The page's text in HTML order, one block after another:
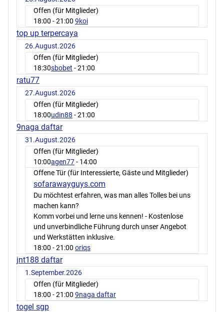
Offen (für Mitglieder)
18:00 - 21:00 9koi
top up terpercaya
26.August.2026
Offen (für Mitglieder)
18:30sbobet - 21:00
ratu77
27.August.2026
Offen (für Mitglieder)
18:00udin88 - 21:00
9naga daftar
31.August.2026
Offen (für Mitglieder)
10:00agen77- 14:00
Offene Tür (für Interessierte, Gäste und Mitglieder)
sofarawayguys.com
Du möchtest erfahren, was man alles Tolles bei uns
machen kann?
Komm vorbei und lerne uns kennen! - Kostenlose
und unverbindliche Führung durch unser Angebot
und Werkstätten inklusive.
18:00 - 21:00 oriqs
jnt188 daftar
1.September.2026
Offen (für Mitglieder)
18:00 - 21:00 9naga daftar
togel sgp